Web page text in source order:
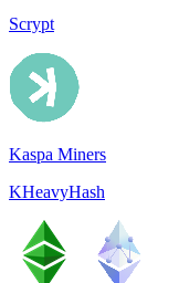
Scrypt
Kaspa Miners
KHeavyHash